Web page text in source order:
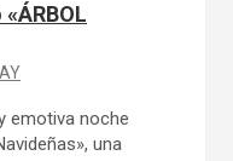
emotiva noche
una